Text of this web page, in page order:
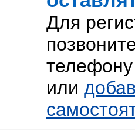
Для
или